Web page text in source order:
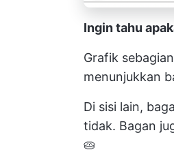
Ingin tahu
Grafik
menunjukkan
Di sisi lain,
tidak. Bagan
🥧